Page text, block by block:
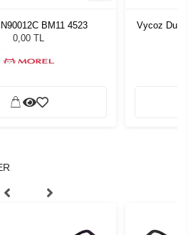
BM11 4523
0,00 TL
Vycoz